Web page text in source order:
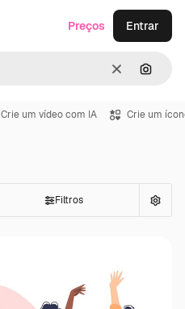
Limpar
Preços Entrar
Crie um vídeo com IA Crie um
Filtros